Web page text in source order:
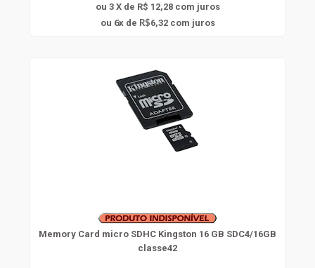
ou 3 X de R$ 12,28com juros
ou 6x de R$6,32com juros
Memory Card micro SDHC Kingston 16 GB SDC4/16GB
classe42